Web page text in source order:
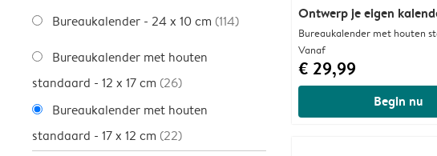
Bureaukalender - 24 x 10 cm (114)
Bureaukalender met houten
standaard - 12 x 17 cm (26)
Bureaukalender met houten
standaard - 17 x 12 cm (22)
Ontwerp je eigen
Bureaukalender met houten
Vanaf
€ 29,99
Begin nu